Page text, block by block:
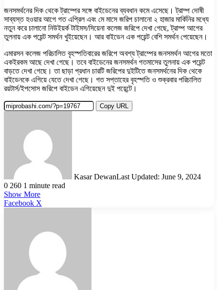
জনসমর্থনের দিক থেকে ট্রাম্পের সঙ্গে বাইডেনের ব্যবধান কমে এসেছে। ট্রাম্প দোষী
সাব্যস্ত হওয়ার আগে গত এপ্রিল এবং মে মাসে জরিপ চালানো ২ হাজার মার্কিনির মধ্যে
নতুন করে চালানো নিউইয়র্ক টাইমস/সিয়েনা কলেজ জরিপে দেখা গেছে, ট্রাম্প আগের
তুলনায় এক পয়েন্ট সমর্থন খুইয়েছেন। আর বাইডেন এক পয়েন্ট বেশি সমর্থন পেয়েছেন।
এমারসন কলেজ পরিচালিত বৃহস্পতিবারের জরিপে অবশ্য ট্রাম্পের জনসমর্থন আগের মতো
একইরকম আছে দেখা গেছে। তবে বাইডেনের জনসমর্থন গতমাসের তুলনায় এক পয়েন্ট
বাড়তে দেখা গেছে। তা ছাড়া প্রধান চারটি জরিপের দুইটিতে জনসমর্থনের দিক থেকে
বাইডেনকে এগিয়ে যেতে দেখা গেছে। গত সপ্তাহের বৃহস্পতি ও শুক্রবার পরিচালিত
রয়টার্স/ইপসোস জরিপে বাইডেন এগিয়েছেন দুই পয়েন্টে।
Copy URL
Kasar DewanLast Updated: June 9, 2024
0 260 1 minute read
Show More
Facebook X